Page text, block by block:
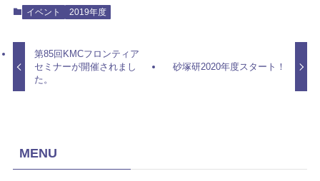
イベント 2019年度
第85回KMCフロンティア
セミナーが開催されまし
た。
砂塚研2020年度スタート！
MENU